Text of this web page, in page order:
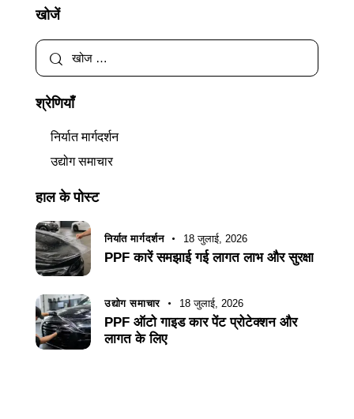
खोजें
श्रेणियाँ
निर्यात मार्गदर्शन
उद्योग समाचार
हाल के पोस्ट
निर्यात मार्गदर्शन 18 जुलाई, 2026
PPF कारें समझाई गई लागत लाभ और सुरक्षा
उद्योग समाचार 18 जुलाई, 2026
PPF ऑटो गाइड कार पेंट प्रोटेक्शन और
लागत के लिए